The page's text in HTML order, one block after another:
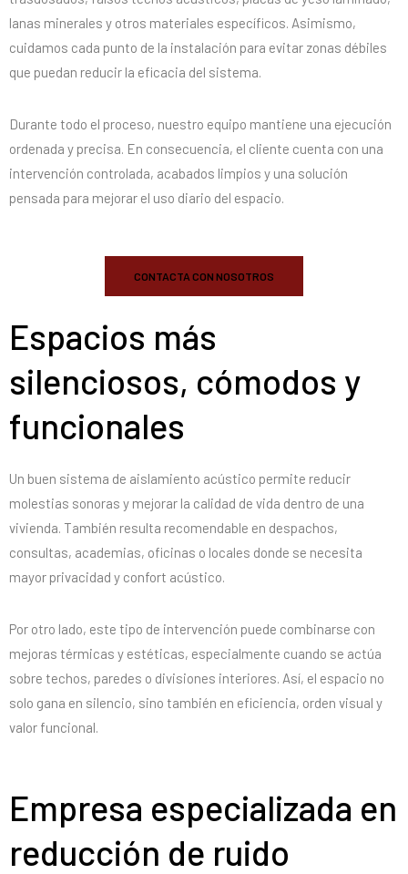
lanas minerales y otros materiales específicos. Asimismo,
cuidamos cada punto de la instalación para evitar zonas débiles
que puedan reducir la eficacia del sistema.
Durante todo el proceso, nuestro equipo mantiene una ejecución
ordenada y precisa. En consecuencia, el cliente cuenta con una
intervención controlada, acabados limpios y una solución
pensada para mejorar el uso diario del espacio.
CONTACTA CON NOSOTROS
Espacios más
silenciosos, cómodos y
funcionales
Un buen sistema de aislamiento acústico permite reducir
molestias sonoras y mejorar la calidad de vida dentro de una
vivienda. También resulta recomendable en despachos,
consultas, academias, oficinas o locales donde se necesita
mayor privacidad y confort acústico.
Por otro lado, este tipo de intervención puede combinarse con
mejoras térmicas y estéticas, especialmente cuando se actúa
sobre techos, paredes o divisiones interiores. Así, el espacio no
solo gana en silencio, sino también en eficiencia, orden visual y
valor funcional.
Empresa especializada en
reducción de ruido